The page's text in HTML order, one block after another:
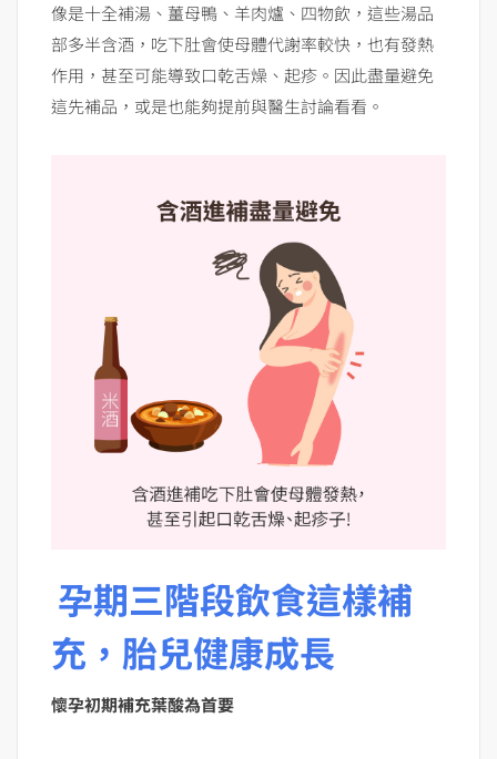
像是十全補湯、薑母鴨、羊肉爐、四物飲，這些湯品
部多半含酒，吃下肚會使母體代謝率較快，也有發熱
作用，甚至可能導致口乾舌燥、起疹。因此盡量避免
這先補品，或是也能夠提前與醫生討論看看。
孕期三階段飲食這樣補
充，胎兒健康成長
懷孕初期補充葉酸為首要